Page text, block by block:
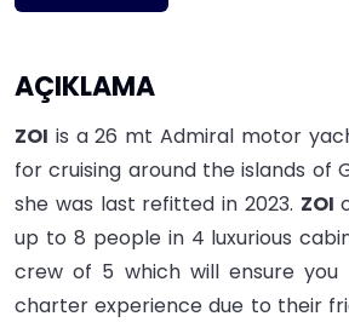
AÇIKLAMA
ZOI is a 26 mt Admiral motor
for cruising around the islands of
she was last refitted in 2023. ZOI
up to 8 people in 4 luxurious
crew of 5 which will ensure
charter experience due to their